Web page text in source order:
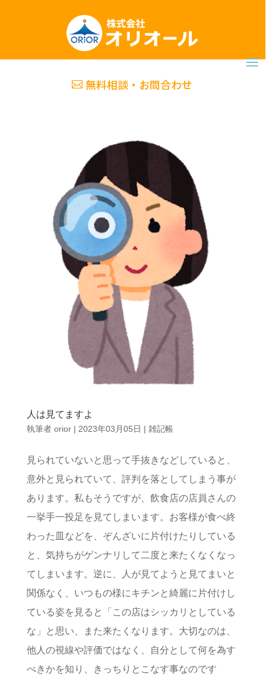
無料相談・お問合わせ
人は見てますよ
執筆者 orior| 2023年03月05日 | 雑記帳
見られていないと思って手抜きなどしていると、
意外と見られていて、評判を落としてしまう事が
あります。私もそうですが、飲食店の店員さんの
一挙手一投足を見てしまいます。お客様が食べ終
わった皿などを、ぞんざいに片付けたりしている
と、気持ちがゲンナリして二度と来たくなくなっ
てしまいます。逆に、人が見てようと見てまいと
関係なく、いつもの様にキチンと綺麗に片付けし
ている姿を見ると「この店はシッカリとしている
な」と思い、また来たくなります。大切なのは、
他人の視線や評価ではなく、自分として何を為す
べきかを知り、きっちりとこなす事なのです